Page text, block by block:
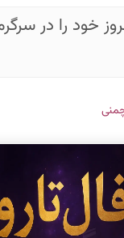
خود را در